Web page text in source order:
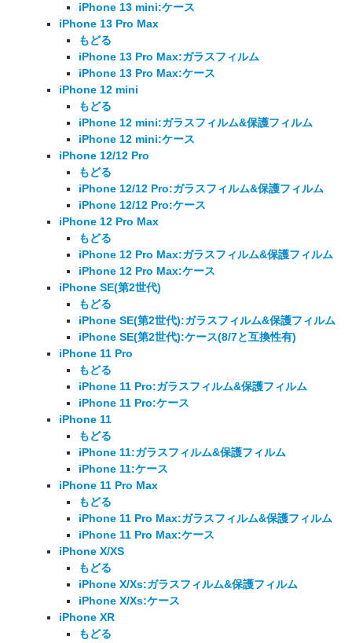
iPhone 13 mini:ケース
iPhone 13 Pro Max
もどる
iPhone 13 Pro Max:ガラスフィルム
iPhone 13 Pro Max:ケース
iPhone 12 mini
もどる
iPhone 12 mini:ガラスフィルム&保護フィルム
iPhone 12 mini:ケース
iPhone 12/12 Pro
もどる
iPhone 12/12 Pro:ガラスフィルム&保護フィルム
iPhone 12/12 Pro:ケース
iPhone 12 Pro Max
もどる
iPhone 12 Pro Max:ガラスフィルム&保護フィルム
iPhone 12 Pro Max:ケース
iPhone SE(第2世代)
もどる
iPhone SE(第2世代):ガラスフィルム&保護フィルム
iPhone SE(第2世代):ケース(8/7と互換性有)
iPhone 11 Pro
もどる
iPhone 11 Pro:ガラスフィルム&保護フィルム
iPhone 11 Pro:ケース
iPhone 11
もどる
iPhone 11:ガラスフィルム&保護フィルム
iPhone 11:ケース
iPhone 11 Pro Max
もどる
iPhone 11 Pro Max:ガラスフィルム&保護フィルム
iPhone 11 Pro Max:ケース
iPhone X/XS
もどる
iPhone X/Xs:ガラスフィルム&保護フィルム
iPhone X/Xs:ケース
iPhone XR
もどる